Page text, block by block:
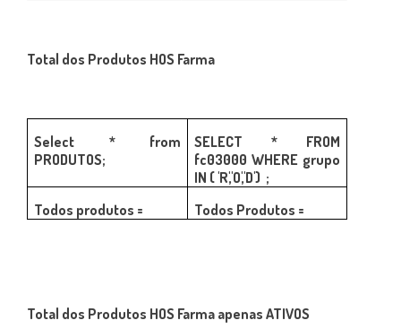
Total dos Produtos HOS Farma
Select * from
PRODUTOS;
SELECT * FROM
fc03000 WHERE grupo
IN ( 'R','O','D') ;
Todos produtos =
Todos Produtos =
Total dos Produtos HOS Farma apenas ATIVOS